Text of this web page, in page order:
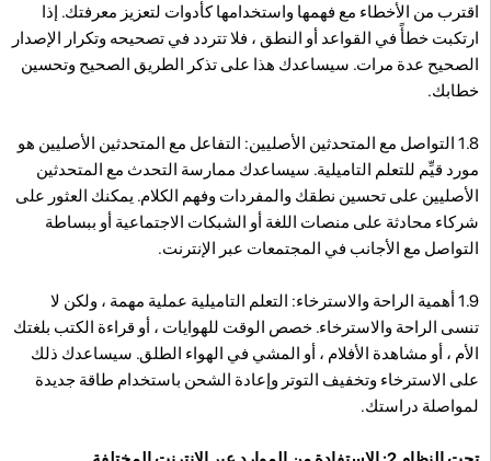
اقترب من الأخطاء مع فهمها واستخدامها كأدوات لتعزيز معرفتك. إذا
ارتكبت خطأً في القواعد أو النطق ، فلا تتردد في تصحيحه وتكرار الإصدار
الصحيح عدة مرات. سيساعدك هذا على تذكر الطريق الصحيح وتحسين
خطابك.
1.8 التواصل مع المتحدثين الأصليين: التفاعل مع المتحدثين الأصليين هو
مورد قيِّم للتعلم التاميلية. سيساعدك ممارسة التحدث مع المتحدثين
الأصليين على تحسين نطقك والمفردات وفهم الكلام. يمكنك العثور على
شركاء محادثة على منصات اللغة أو الشبكات الاجتماعية أو ببساطة
التواصل مع الأجانب في المجتمعات عبر الإنترنت.
1.9 أهمية الراحة والاسترخاء: التعلم التاميلية عملية مهمة ، ولكن لا
تنسى الراحة والاسترخاء. خصص الوقت للهوايات ، أو قراءة الكتب بلغتك
الأم ، أو مشاهدة الأفلام ، أو المشي في الهواء الطلق. سيساعدك ذلك
على الاسترخاء وتخفيف التوتر وإعادة الشحن باستخدام طاقة جديدة
لمواصلة دراستك.